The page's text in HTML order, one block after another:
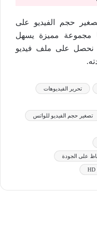
حجم الفيديو على
مجموعة مميزة يسهل
نحصل على ملف فيديو
تحرير الفيديوهات
تصغير حجم الفيديو للواتس
على الجودة